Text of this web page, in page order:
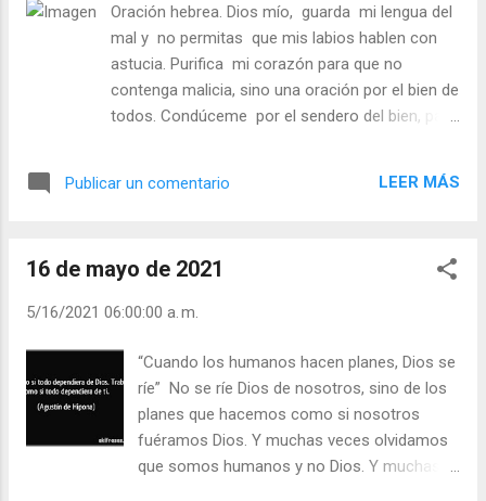
Julián Escobar. | Lecturas del Día (+ Leer ). |
Evangelio y Meditación (+ Leer ) | | Santo del
día (+ Leer ) | Laudes (+ Leer ) | Vísperas (+
Leer ) |
Oración hebrea. Dios mío, guarda mi lengua del
mal y no permitas que mis labios hablen con
astucia. Purifica mi corazón para que no
contenga malicia, sino una oración por el bien de
todos. Condúceme por el sendero del bien, para
corazón a tu voluntad. Refuerza mi deseo de
aceptables. - ¿Rezas teniendo presente, ante
tiempo? Julián Escobar. | Lecturas del Día (+
Leer ). | Evangelio y Meditación (+ Leer ) | | Santo
del día (+ Leer ) | Laudes (+ Leer ) | Vísperas (+
Publicar un comentario LEER MÁS
16 de mayo de 2021
5/16/2021 06:00:00 a. m.
“Cuando los humanos hacen planes, Dios se
ríe” No se ríe Dios de nosotros, sino de los
planes que hacemos como si nosotros
fuéramos Dios. Y muchas veces olvidamos
que somos humanos y no Dios. Y muchas